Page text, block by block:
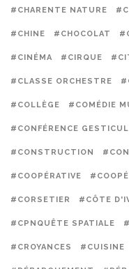
#CHARENTE NATURE
#CHINE #CHOCOLAT
#CINÉMA #CIRQUE
#CLASSE ORCHESTRE
#COLLÈGE #COMÉDIE
#CONFÉRENCE
#CONSTRUCTION
#COOPÉRATIVE
#CORSETIER #CÔTE
#CPNQUÊTE SPATIALE
#CROYANCES #CUISINE